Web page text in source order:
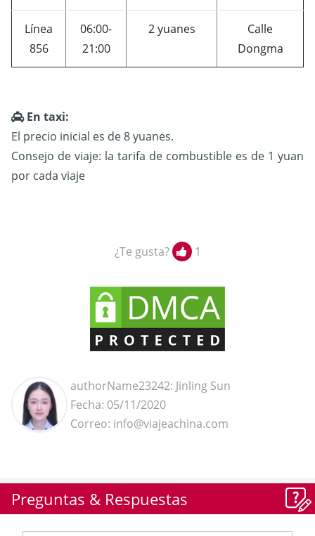
Línea
856
06:00-
21:00
2 yuanes
Calle
Dongma
En taxi:
El precio inicial es de 8 yuanes.
Consejo de viaje: la tarifa de combustible es de 1 yuan
por cada viaje
authorName23242: Jinling Sun
Fecha: 05/11/2020
Correo: info@viajeachina.com
¿Te gusta? 1
Preguntas & Respuestas